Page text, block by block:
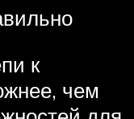
к
чем